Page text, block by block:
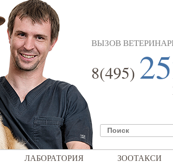
ВЫЗОВ
8(495)
ЛАБОРАТОРИЯ ЗООТАКСИ